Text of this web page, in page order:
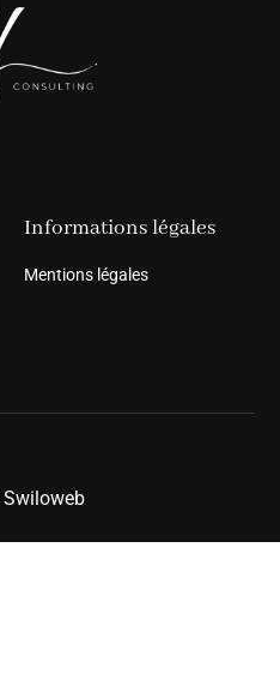
Informations légales
Mentions légales
Swiloweb